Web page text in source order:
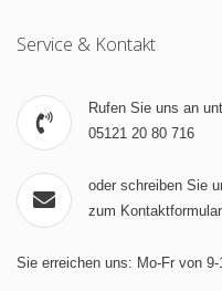
Service & Kontakt
Rufen Sie uns an
05121 20 80 716
oder schreiben Sie
zum Kontaktformular
Sie erreichen uns: Mo-Fr von 9-